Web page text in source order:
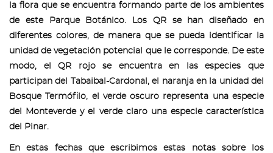
la flora que se encuentra formando parte de los ambientes
de este Parque Botánico. Los QR se han diseñado en
diferentes colores, de manera que se pueda identificar la
unidad de vegetación potencial que le corresponde. De este
modo, el QR rojo se encuentra en las especies que
participan del Tabaibal-Cardonal, el naranja en la unidad del
Bosque Termófilo, el verde oscuro representa una especie
del Monteverde y el verde claro una especie característica
del Pinar.
En estas fechas que escribimos estas notas sobre los